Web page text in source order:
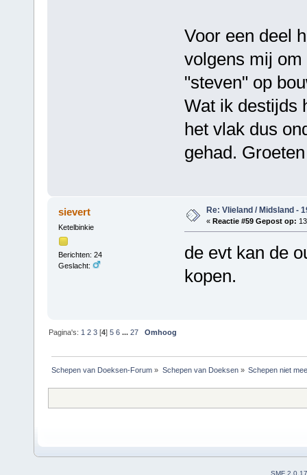
Voor een deel
volgens mij
"steven" op
Wat ik destijds
het vlak dus
gehad.
sievert
Ketelbinkie
Berichten: 24
Geslacht:
Re: Vlieland / Midsland -
« Reactie #59 Gepost op:
de evt kan de
kopen.
Pagina's: 1 2 3 [4]5 6 ...27 Omhoog
Schepen van Doeksen-Forum » Schepen van Doeksen» Schepen niet
SMF 2.0.17